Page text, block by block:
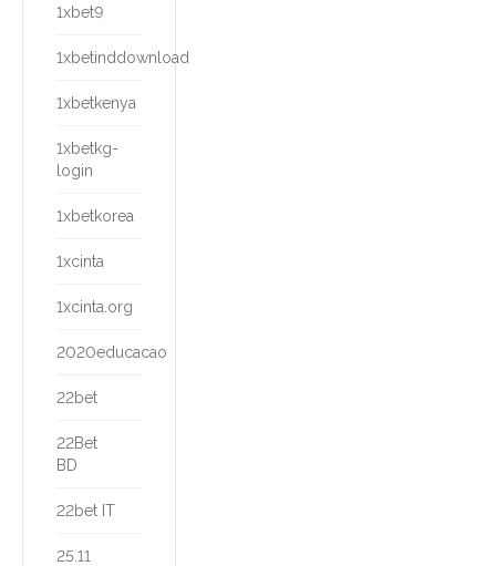
1xbet9
1xbetinddownload
1xbetkenya
1xbetkg-
login
1xbetkorea
1xcinta
1xcinta.org
2020educacao
22bet
22Bet
BD
22bet IT
25.11